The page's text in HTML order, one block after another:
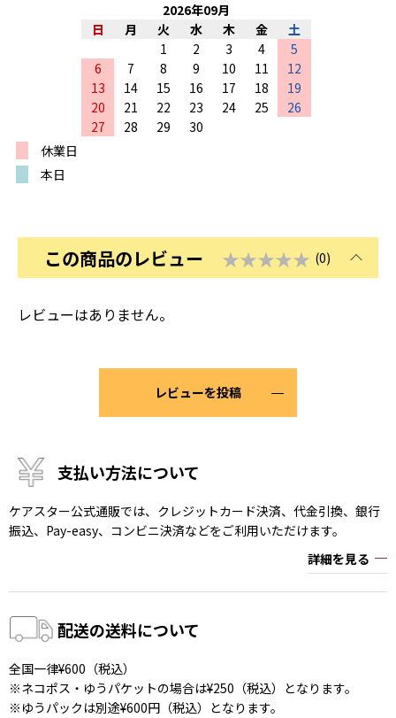
2026年09月
日
月 火 水 木 金
土
1
2 3 4
5
6
7 8 9 10 11
12
13
14 15 16 17 18
19
20
21 22 23 24 25
26
27
28 29
30
休業日
本日
この商品のレビュー ★★★★★ (0)
レビューはありません。
レビューを投稿
支払い方法について
ケアスター公式通販では、クレジットカード決済、代金引換、銀行
振込、Pay-easy、コンビニ決済などをご利用いただけます。
詳細を見る
配送の送料について
全国一律¥600（税込）
※ネコポス・ゆうパケットの場合は¥250（税込）となります。
※ゆうパックは別途¥600円（税込）となります。